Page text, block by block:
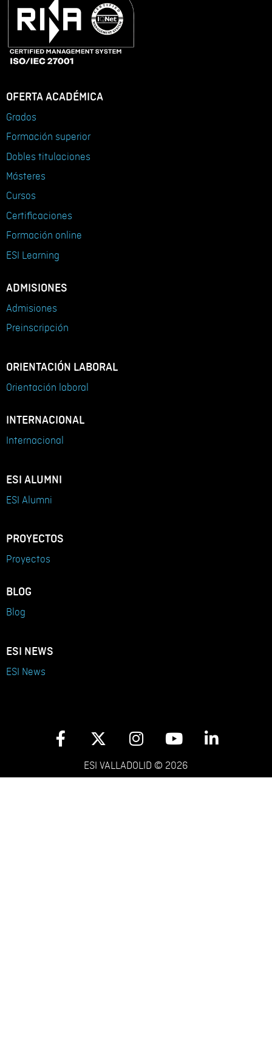
OFERTA ACADÉMICA
Grados
Formación superior
Dobles titulaciones
Másteres
Cursos
Certificaciones
Formación online
ESI Learning
ADMISIONES
Admisiones
Preinscripción
ORIENTACIÓN LABORAL
Orientación laboral
INTERNACIONAL
Internacional
ESI ALUMNI
ESI Alumni
PROYECTOS
Proyectos
BLOG
Blog
ESI NEWS
ESI News
ESI VALLADOLID © 2026